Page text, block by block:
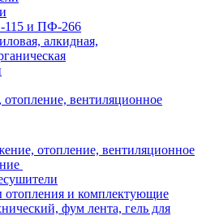
и ПФ-266
алкидная,
вентиляционное
отопление, вентиляционное
отопления и комплектующие
фум лента, гель для